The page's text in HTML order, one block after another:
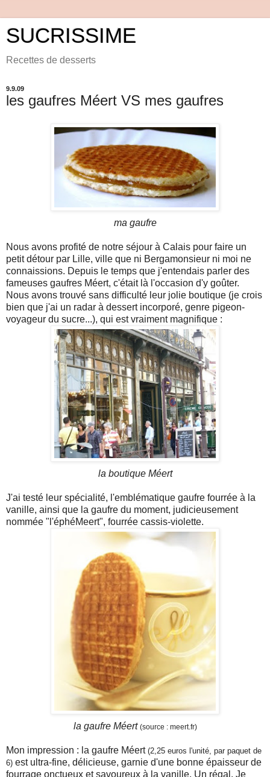
SUCRISSIME
Recettes de desserts
9.9.09
les gaufres Méert VS mes gaufres
ma gaufre
Nous avons profité de notre séjour à Calais pour faire un
petit détour par Lille, ville que ni Bergamonsieur ni moi ne
connaissions. Depuis le temps que j'entendais parler des
fameuses gaufres Méert, c'était là l'occasion d'y goûter.
Nous avons trouvé sans difficulté leur jolie boutique (je crois
bien que j'ai un radar à dessert incorporé, genre pigeon-
voyageur du sucre...), qui est vraiment magnifique :
la boutique Méert
J'ai testé leur spécialité, l'emblématique gaufre fourrée à la
vanille, ainsi que la gaufre du moment, judicieusement
nommée "l'éphéMeert", fourrée cassis-violette.
la gaufre Méert (source : meert.fr)
Mon impression : la gaufre Méert (2,25 euros l'unité, par paquet de
6) est ultra-fine, délicieuse, garnie d'une bonne épaisseur de
fourrage onctueux et savoureux à la vanille. Un régal. Je